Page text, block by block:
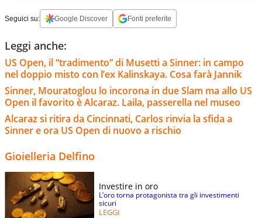
Seguici su: Google Discover Fonti preferite
Leggi anche:
US Open, il “tradimento” di Musetti a Sinner: in campo
nel doppio misto con l’ex Kalinskaya. Cosa farà Jannik
Sinner, Mouratoglou lo incorona in due Slam ma allo US
Open il favorito è Alcaraz. Laila, passerella nel museo
Alcaraz si ritira da Cincinnati, Carlos rinvia la sfida a
Sinner e ora US Open di nuovo a rischio
Gioielleria Delfino
Investire in oro
L’oro torna protagonista tra gli investimenti
sicuri
LEGGI